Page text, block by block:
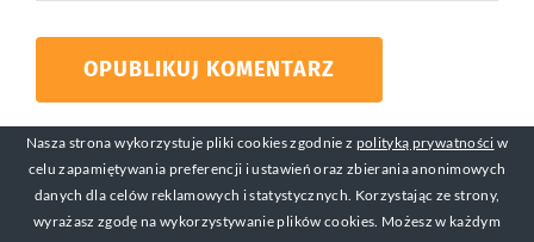
Nasza strona wykorzystuje pliki cookies zgodnie z polityką prywatności w
celu zapamiętywania preferencji i ustawień oraz zbierania anonimowych
danych dla celów reklamowych i statystycznych. Korzystając ze strony,
wyrażasz zgodę na wykorzystywanie plików cookies. Możesz w każdym